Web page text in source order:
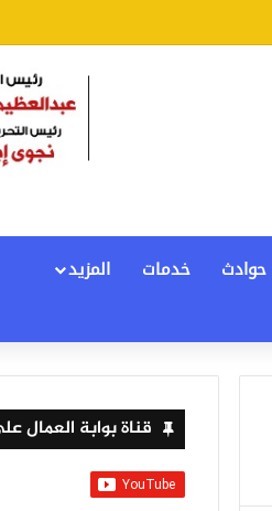
حوادث خدمات
المزيد
قناة بوابة العمال